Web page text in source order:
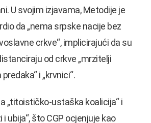
U svojim izjavama, Metodije je
da „nema srpske nacije bez
crkve“, implicirajući da su
od crkve „mrzitelji
i „krvnici“.
„titoističko-ustaška koalicija“ i
i ubija“, što CGP ocjenjuje kao